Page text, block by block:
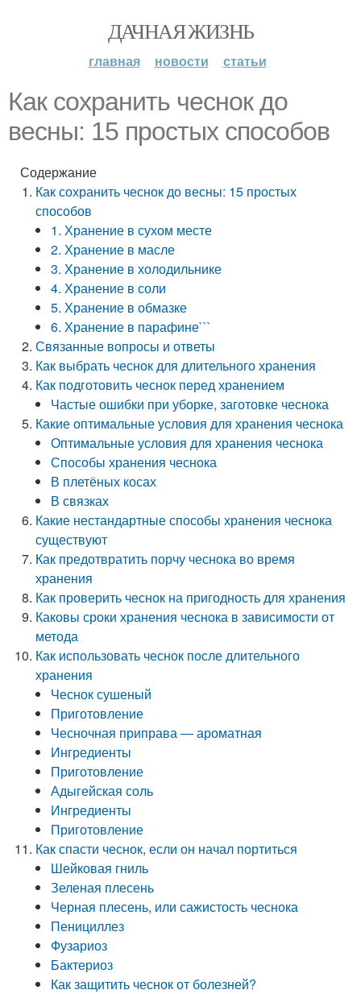
ДАЧНАЯ ЖИЗНЬ
главная новости статьи
Как сохранить чеснок до
весны: 15 простых способов
Содержание
Как сохранить чеснок до весны: 15 простых
способов
1. Хранение в сухом месте
2. Хранение в масле
3. Хранение в холодильнике
4. Хранение в соли
5. Хранение в обмазке
6. Хранение в парафине```
Связанные вопросы и ответы
Как выбрать чеснок для длительного хранения
Как подготовить чеснок перед хранением
Частые ошибки при уборке, заготовке чеснока
Какие оптимальные условия для хранения чеснока
Оптимальные условия для хранения чеснока
Способы хранения чеснока
В плетёных косах
В связках
Какие нестандартные способы хранения чеснока
существуют
Как предотвратить порчу чеснока во время
хранения
Как проверить чеснок на пригодность для хранения
Каковы сроки хранения чеснока в зависимости от
метода
Как использовать чеснок после длительного
хранения
Чеснок сушеный
Приготовление
Чесночная приправа — ароматная
Ингредиенты
Приготовление
Адыгейская соль
Ингредиенты
Приготовление
Как спасти чеснок, если он начал портиться
Шейковая гниль
Зеленая плесень
Черная плесень, или сажистость чеснока
Пенициллез
Фузариоз
Бактериоз
Как защитить чеснок от болезней?